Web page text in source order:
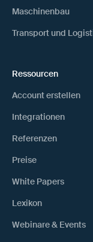
Maschinenbau
Transport und
Ressourcen
Account erstellen
Integrationen
Referenzen
Preise
White Papers
Lexikon
Webinare & Events